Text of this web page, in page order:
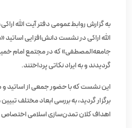
الله اراکی در نشست دانش‌افزایی
جامعه‌المصطفی» که در مجتمع امام
گردیدند و به ایراد نکاتی پرداختند.
این نشست که با حضور جمعی از اساتید
برگزار گردید، به بررسی ابعاد مختلف
اهداف کلان تمدن‌سازی اسلامی